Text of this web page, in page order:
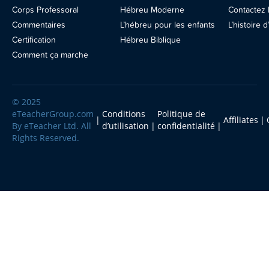
Contactez-nous
Corps Professoral
Commentaires
Certification
Comment ça marche
Hébreu Moderne
L’hébreu pour les enfants
Hébreu Biblique
Contactez
L’histoire
© 2025
eTeacherGroup.com
By eTeacher Ltd. All
Rights Reserved.
Conditions
d’utilisation
Politique de
confidentialité
Affiliates